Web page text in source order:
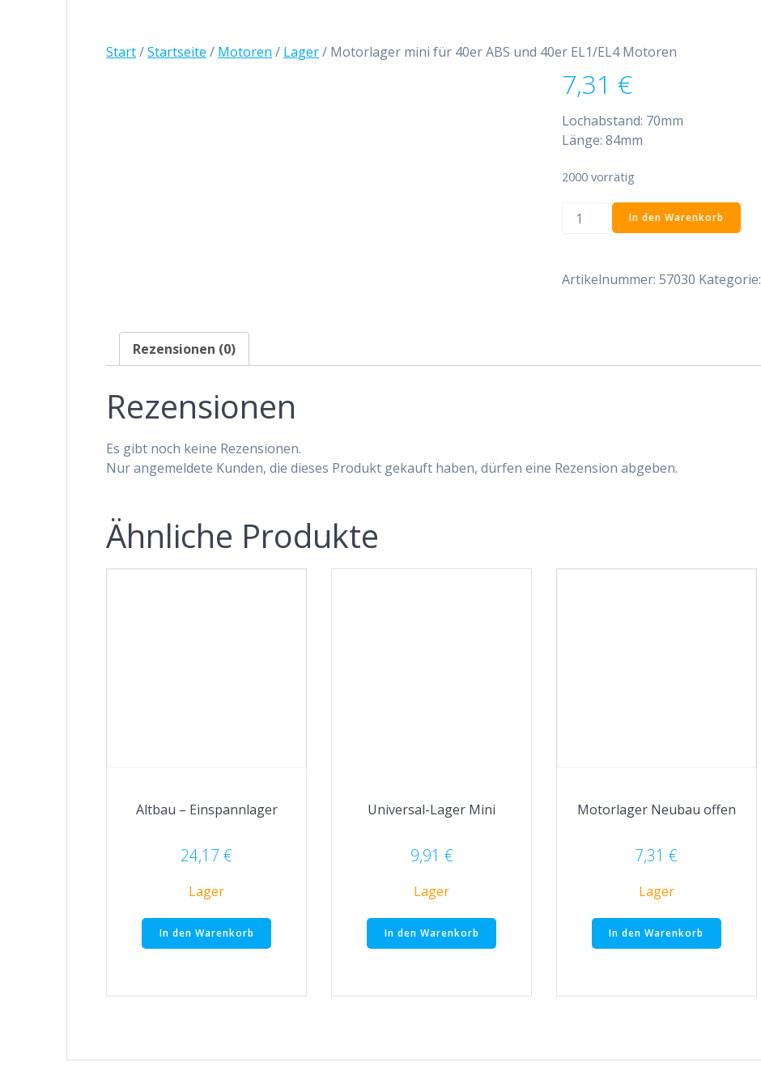
Start/Startseite / Motoren / Lager/ Motorlager mini für 40er ABS und 40er EL1/EL4 Motoren
7,31 €
Lochabstand: 70mm
Länge: 84mm
2000 vorrätig
Motorlager
ABS
Motoren
In den Warenkorb
Artikelnummer: 57030 Kategorie:
Rezensionen (0)
Rezensionen
Es gibt noch keine Rezensionen.
Nur angemeldete Kunden, die dieses Produkt gekauft haben, dürfen eine Rezension abgeben.
Ähnliche Produkte
Altbau – Einspannlager
24,17€
Lager
In den Warenkorb
Universal-Lager Mini
9,91 €
Lager
In den Warenkorb
Motorlager Neubau offen
7,31€
Lager
In den Warenkorb